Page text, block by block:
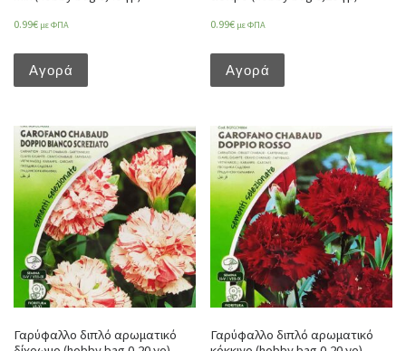
0.99€ με ΦΠΑ
Αγορά
0.99€ με ΦΠΑ
Αγορά
Γαρύφαλλο διπλό αρωματικό
Γαρύφαλλο διπλό αρωματικό